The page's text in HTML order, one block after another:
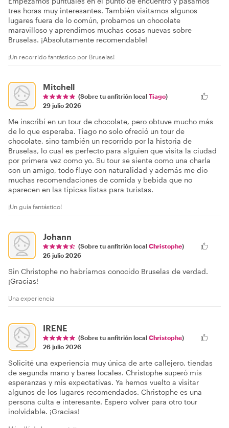
tres horas muy interesantes. También visitamos algunos
lugares fuera de lo común, probamos un chocolate
maravilloso y aprendimos muchas cosas nuevas sobre
Bruselas. ¡Absolutamente recomendable!
¡Un recorrido fantástico por Bruselas!
Mitchell
(Sobre tu anfitrión local Tiago)
29 julio 2026
Me inscribí en un tour de chocolate, pero obtuve mucho más
de lo que esperaba. Tiago no solo ofreció un tour de
chocolate, sino también un recorrido por la historia de
Bruselas, lo cual es perfecto para alguien que visita la ciudad
por primera vez como yo. Su tour se siente como una charla
con un amigo, todo fluye con naturalidad y además me dio
muchas recomendaciones de comida y bebida que no
aparecen en las típicas listas para turistas.
¡Un guía fantástico!
Johann
(Sobre tu anfitrión local Christophe)
26 julio 2026
Sin Christophe no habríamos conocido Bruselas de verdad.
¡Gracias!
Una experiencia
IRENE
(Sobre tu anfitrión local Christophe)
26 julio 2026
Solicité una experiencia muy única de arte callejero, tiendas
de segunda mano y bares locales. Christophe superó mis
esperanzas y mis expectativas. Ya hemos vuelto a visitar
algunos de los lugares recomendados. Christophe es una
persona culta e interesante. Espero volver para otro tour
inolvidable. ¡Gracias!